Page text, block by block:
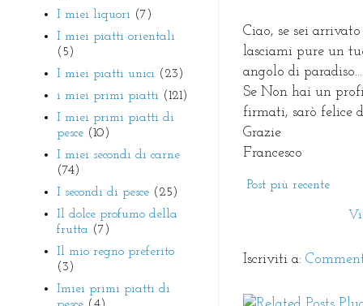
Ciao, se sei
lasciami pure un
angolo di paradiso...
Se Non hai un
firmati, sarò felice
Grazie
Francesco
Post più recente
Iscriviti a:
I miei liquori (7)
I miei piatti orientali
(5)
I miei piatti unici (23)
i miei primi piatti (121)
I miei primi piatti di
pesce (10)
I miei secondi di carne
(74)
I secondi di pesce (25)
Il dolce profumo della
frutta (7)
Il mio regno preferito
(3)
Imiei primi piatti di